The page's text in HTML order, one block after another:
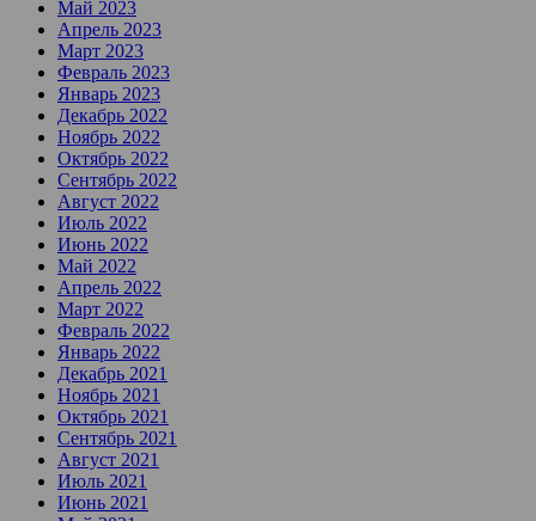
Май 2023
Апрель 2023
Март 2023
Февраль 2023
Январь 2023
Декабрь 2022
Ноябрь 2022
Октябрь 2022
Сентябрь 2022
Август 2022
Июль 2022
Июнь 2022
Май 2022
Апрель 2022
Март 2022
Февраль 2022
Январь 2022
Декабрь 2021
Ноябрь 2021
Октябрь 2021
Сентябрь 2021
Август 2021
Июль 2021
Июнь 2021